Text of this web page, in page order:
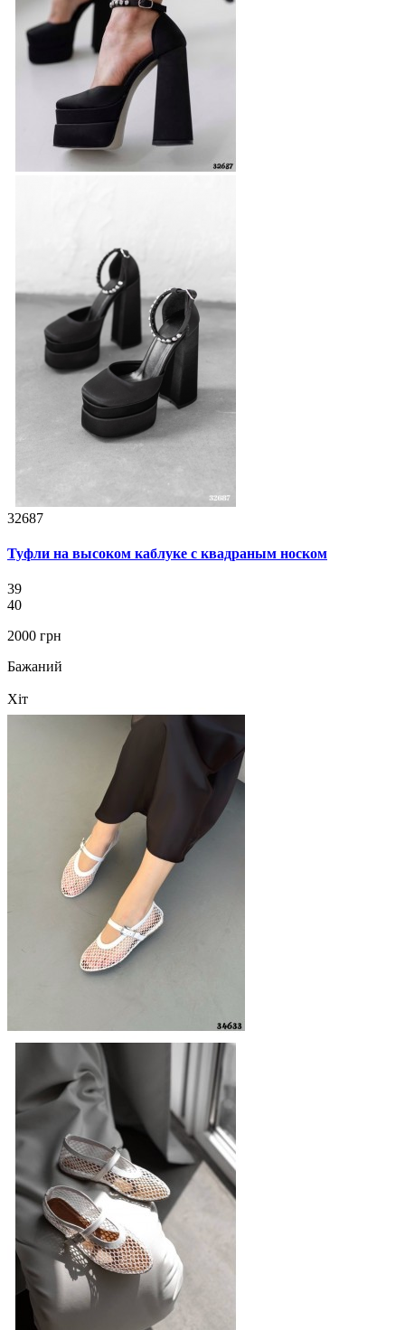
32687
Туфли на высоком каблуке с квадраным носком
39
40
2000 грн
Бажаний
Хіт